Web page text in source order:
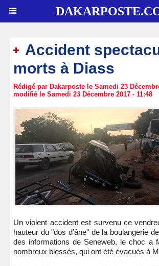
Accident
morts à Diass
Rédigé par Dakarposte le Samedi 23
modifié le Samedi 23 Décembre 2017 - 11:48
Un violent accident est survenu ce vendredi nuit à Diass, à
hauteur du "dos d’âne" de la boulangerie
des informations de Seneweb, le choc a
nombreux blessés, qui ont été évacués à